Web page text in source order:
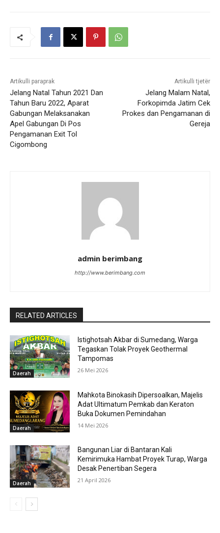
Artikulli paraprak
Jelang Natal Tahun 2021 Dan
Tahun Baru 2022, Aparat
Gabungan Melaksanakan
Apel Gabungan Di Pos
Pengamanan Exit Tol
Cigombong
Artikulli tjetër
Jelang Malam Natal,
Forkopimda Jatim Cek
Prokes dan Pengamanan di
Gereja
admin berimbang
http://www.berimbang.com
RELATED ARTICLES
Daerah
Istighotsah Akbar di Sumedang, Warga
Tegaskan Tolak Proyek Geothermal
Tampomas
26 Mei 2026
Daerah
Mahkota Binokasih Dipersoalkan, Majelis
Adat Ultimatum Pemkab dan Keraton
Buka Dokumen Pemindahan
14 Mei 2026
Daerah
Bangunan Liar di Bantaran Kali
Kemirimuka Hambat Proyek Turap, Warga
Desak Penertiban Segera
21 April 2026